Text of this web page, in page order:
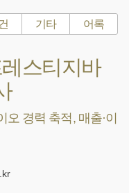
기타 어록
스티지바
경력 축적, 매출·이